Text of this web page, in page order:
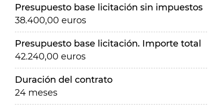
Presupuesto base licitación sin impuestos
38.400,00 euros
Presupuesto base licitación. Importe total
42.240,00 euros
Duración del contrato
24 meses